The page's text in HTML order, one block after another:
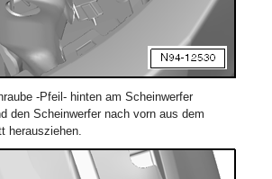
-Pfeil- hinten am Scheinwerfer
den Scheinwerfer nach vorn aus dem
herausziehen.